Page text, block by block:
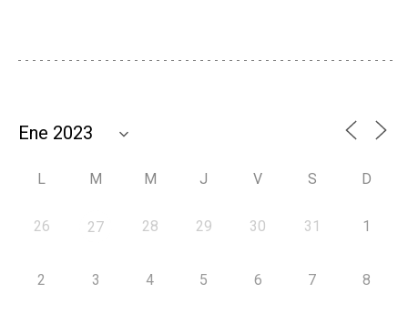
L M M J V S D
26 27 28 29 30 31 1
2 3 4 5 6 7 8